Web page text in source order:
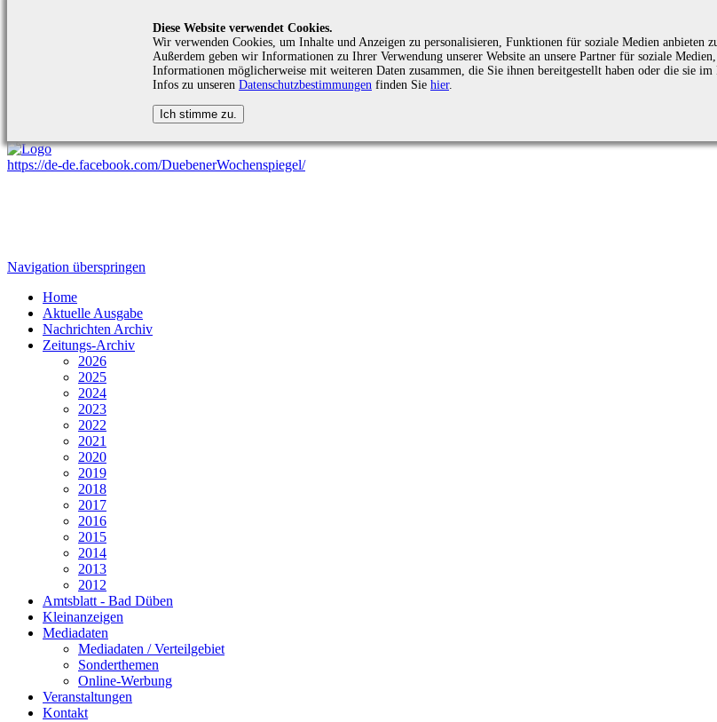
Diese Website verwendet Cookies.
Wir verwenden Cookies, um Inhalte und Anzeigen zu personalisieren, Funktionen für soziale Medien anbieten
Außerdem geben wir Informationen zu Ihrer Verwendung unserer Website an unsere Partner für soziale
Informationen möglicherweise mit weiteren Daten zusammen, die Sie ihnen bereitgestellt haben oder die sie
Infos zu unseren Datenschutzbestimmungen finden Sie hier.
https://de-de.facebook.com/DuebenerWochenspiegel/
Navigation überspringen
Home
Aktuelle Ausgabe
Nachrichten Archiv
Zeitungs-Archiv
2026
2025
2024
2023
2022
2021
2020
2019
2018
2017
2016
2015
2014
2013
2012
Amtsblatt - Bad Düben
Kleinanzeigen
Mediadaten
Mediadaten / Verteilgebiet
Sonderthemen
Online-Werbung
Veranstaltungen
Kontakt